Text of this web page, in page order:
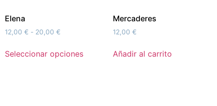
Elena
12,00 € - 20,00 €
Seleccionar opciones
Mercaderes
12,00 €
Añadir al carrito